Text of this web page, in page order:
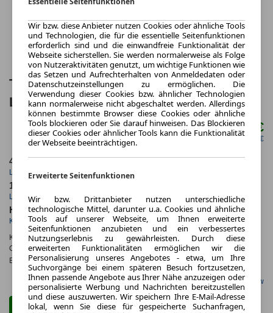
Toyota Yaris Cross 1,5-l-VVT-iE Allrad
Lounge 5 Türen
ab mtl.418,00 €
netto mtl. 351,26 €
48 Monate
Laufzeit
10.000 km
1.05
Leasingfaktor Leistung
Hybrid
Kraftstoff
Kraftstoffverbr.¹: ca. 4,7 l/100km(komb.)
CO
-Emissionen*: ca. 107 g/km(komb.)
Effizienzklasse: C
Gefunden auf Carwow
Zum Leasing Angebot
Wir bzw. diese Anbieter nutzen Cookies oder ähnliche Tools
und Technologien, die für die essentielle Seitenfunktionen
erforderlich sind und die einwandfreie Funktionalität der
Webseite sicherstellen. Sie werden normalerweise als Folge
von Nutzeraktivitäten genutzt, um wichtige Funktionen wie
das Setzen und Aufrechterhalten von Anmeldedaten oder
Datenschutzeinstellungen zu ermöglichen. Die
Verwendung dieser Cookies bzw. ähnlicher Technologien
kann normalerweise nicht abgeschaltet werden. Allerdings
können bestimmte Browser diese Cookies oder ähnliche
Tools blockieren oder Sie darauf hinweisen. Das Blockieren
dieser Cookies oder ähnlicher Tools kann die Funktionalität
der Webseite beeinträchtigen.
Erweiterte Seitenfunktionen
Wir bzw. Drittanbieter nutzen unterschiedliche
technologische Mittel, darunter u.a. Cookies und ähnliche
Tools auf unserer Webseite, um Ihnen erweiterte
Seitenfunktionen anzubieten und ein verbessertes
Nutzungserlebnis zu gewährleisten. Durch diese
erweiterten Funktionalitäten ermöglichen wir die
Personalisierung unseres Angebotes - etwa, um Ihre
Suchvorgänge bei einem späteren Besuch fortzusetzen,
Ihnen passende Angebote aus Ihrer Nähe anzuzeigen oder
personalisierte Werbung und Nachrichten bereitzustellen
und diese auszuwerten. Wir speichern Ihre E-Mail-Adresse
lokal, wenn Sie diese für gespeicherte Suchanfragen,